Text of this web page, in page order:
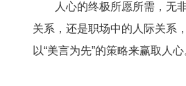
人心的终极所愿所需，无
关系，还是职场中的人际关系
以“美言为先”的策略来赢取人心